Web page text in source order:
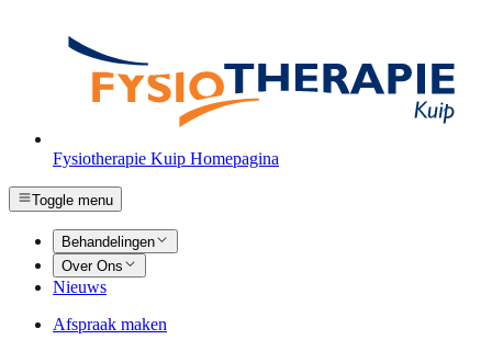
Fysiotherapie Kuip Homepagina
Toggle menu
Behandelingen
Over Ons
Nieuws
Afspraak maken